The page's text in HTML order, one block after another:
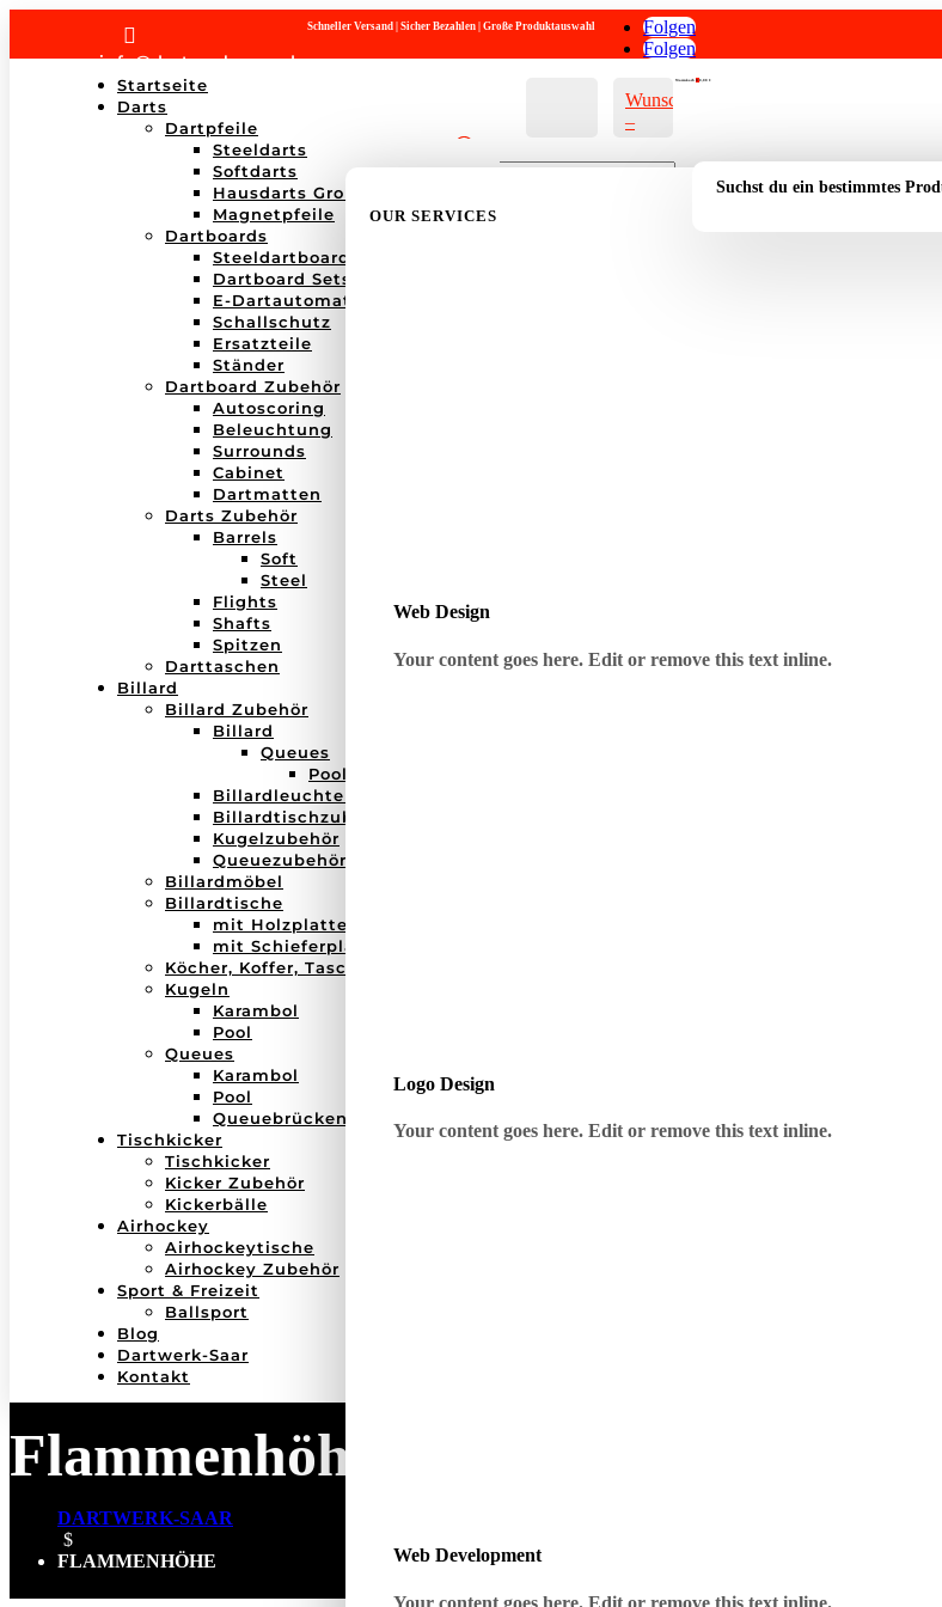

info@dartwerk-saar.de
Schneller Versand | Sicher Bezahlen | Große Produktauswahl
Folgen
Folgen
Startseite
Darts
Dartpfeile
Steeldarts
Softdarts
Hausdarts Großboxen
Magnetpfeile
Dartboards
Steeldartboards
Dartboard Sets
E-Dartautomaten
Schallschutz
Ersatzteile
Ständer
Dartboard Zubehör
Autoscoring
Beleuchtung
Surrounds
Cabinet
Dartmatten
Darts Zubehör
Barrels
Soft
Steel
Flights
Shafts
Spitzen
Darttaschen
Billard
Billard Zubehör
Billard
Queues
Pool
Billardleuchten
Billardtischzubehör
Kugelzubehör
Queuezubehör
Billardmöbel
Billardtische
mit Holzplatte
mit Schieferplatte
Köcher, Koffer, Taschen
Kugeln
Karambol
Pool
Queues
Karambol
Pool
Queuebrücken
Tischkicker
Tischkicker
Kicker Zubehör
Kickerbälle
Airhockey
Airhockeytische
Airhockey Zubehör
Sport & Freizeit
Ballsport
Blog
Dartwerk-Saar
Kontakt
search
Wunschliste
–
Warenkorb 0 0,00 €
Suchst du ein bestimmtes
OUR SERVICES
Web Design
Your content goes here. Edit or remove this text inline.
Logo Design
Your content goes here. Edit or remove this text inline.
Web Development
Your content goes here. Edit or remove this text inline.
Flammenhöhe
DARTWERK-SAAR
$
FLAMMENHÖHE